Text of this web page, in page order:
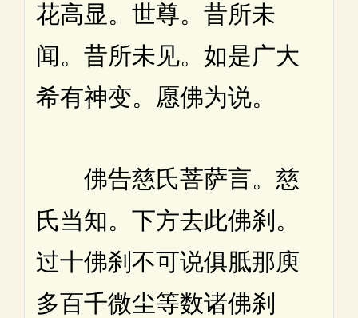
花高显。世尊。昔所未
闻。昔所未见。如是广大
希有神变。愿佛为说。
佛告慈氏菩萨言。慈
氏当知。下方去此佛刹。
过十佛刹不可说俱胝那庾
多百千微尘等数诸佛刹